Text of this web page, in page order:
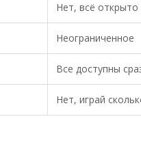
Нет, всё открыто
Неограниченное
Все доступны
Нет, играй